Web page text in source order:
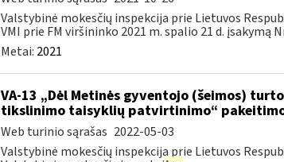
Valstybinė mokesčių inspekcija prie Lietuvos
VMI prie FM viršininko 2021 m. spalio 21 d. įsakymą
Metai: 2021
VA-13 „Dėl Metinės gyventojo (šeimos)
tikslinimo taisyklių patvirtinimo“
Web turinio sąrašas 2022-05-03
Valstybinė mokesčių inspekcija prie Lietuvos